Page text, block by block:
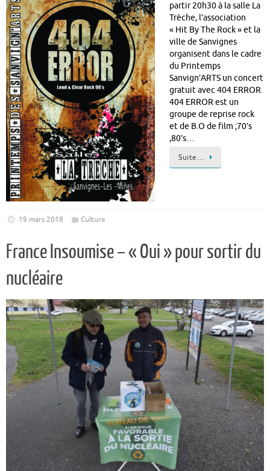
partir 20h30 à la salle La
Trèche, l’association
« Hit By The Rock » et la
ville de Sanvignes
organisent dans le cadre
du Printemps
Sanvign’ARTS un concert
gratuit avec 404 ERROR.
404 ERROR est un
groupe de reprise rock
et de B.O de film ;70’s
,80’s…
Suite…
19 mars 2018 Culture
France Insoumise – « Oui » pour sortir du
nucléaire